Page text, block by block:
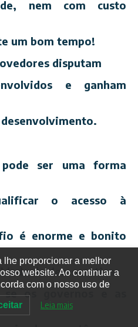
nem com custo
um bom tempo!
disputam
e ganham
ser uma forma
o acesso à
é enorme e bonito
de democratizar
se os governos e as
lhe proporcionar a melhor
website. Ao continuar a
com o nosso uso de
Leia mais